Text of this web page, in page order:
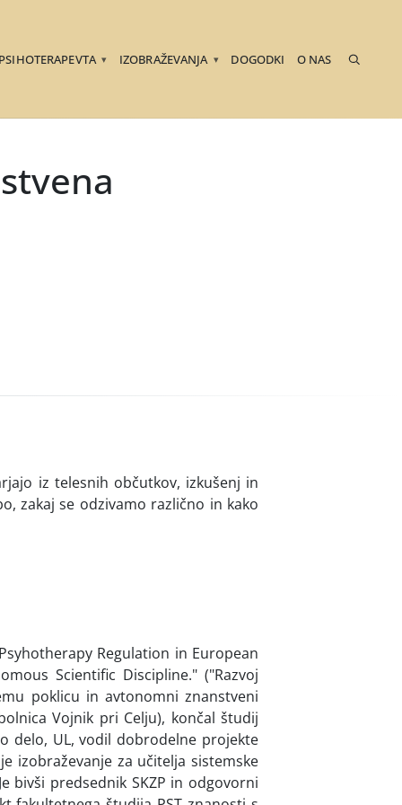
▾ IZOBRAŽEVANJA ▾ DOGODKI O NAS
iz telesnih občutkov, izkušenj in
zakaj se odzivamo različno in kako
Regulation in European
Scientific Discipline." ("Razvoj
poklicu in avtonomni znanstveni
Vojnik pri Celju), končal študij
delo, UL, vodil dobrodelne projekte
izobraževanje za učitelja sistemske
bivši predsednik SKZP in odgovorni